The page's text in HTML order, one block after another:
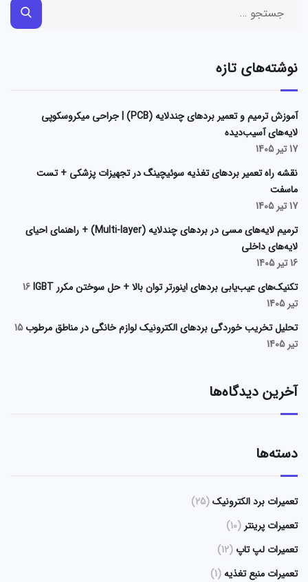
نوشته‌های تازه
آموزش ترمیم و تعمیر بردهای چندلایه (PCB) | جراحی میکروسکوپی
لایه‌های آسیب‌دیده
17 تیر 1405
نقشه راه تعمیر بردهای تغذیه سوئیچینگ در تجهیزات پزشکی + تست
ماسفت
17 تیر 1405
ترمیم لایه‌های مسی در بردهای چندلایه (Multi-layer) + راهنمای احیای
لایه‌های داخلی
16 تیر 1405
تکنیک‌های عیب‌یابی بردهای اینورتر توان بالا + حل سوختن مکرر IGBT
16
تیر 1405
تحلیل تخریب خوردگی بردهای الکترونیک لوازم خانگی در مناطق مرطوب 15
تیر 1405
آخرین دیدگاه‌ها
دسته‌ها
تعمیرات برد الکترونیک(25)
تعمیرات پرینتر (10)
تعمیرات لپ تاپ (12)
تعمیرات منبع تغذیه(1)